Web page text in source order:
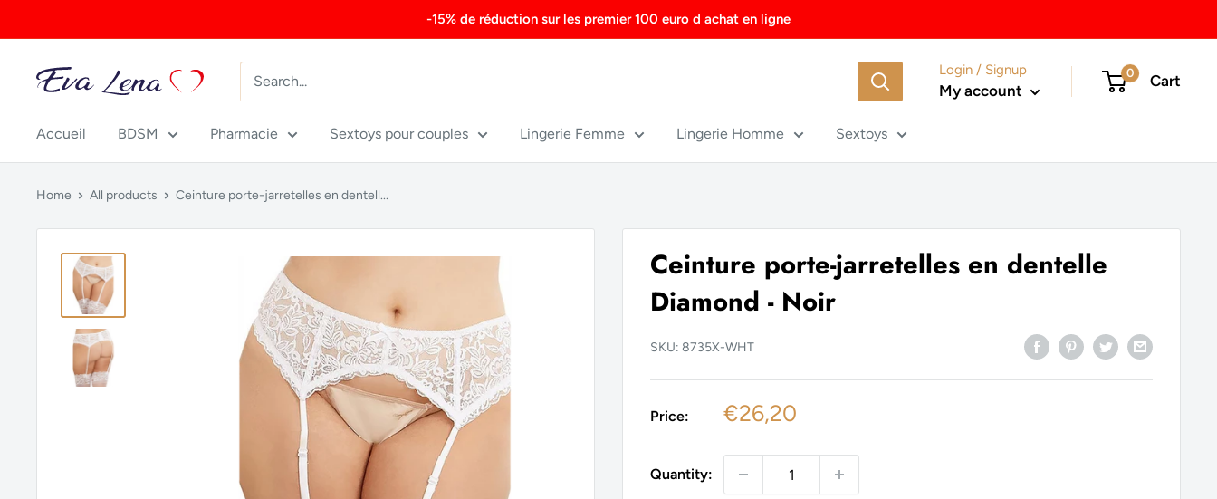
to
content
-15% de réduction sur les premier 100 euro d achat en ligne
Login / Signup
My account
0 Cart
Accueil BDSM Pharmacie Sextoys pour couples Lingerie Femme Lingerie Homme Sextoys
Home All products Ceinture porte-jarretelles en dentell...
Ceinture porte-jarretelles en dentelle
Diamond - Noir
SKU: 8735X-WHT
Price:
Sale
€26,20
Quantity: